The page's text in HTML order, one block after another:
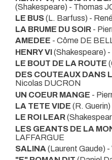
(Shakespeare) - Thomas
LE BUS(L. Barfuss) -
LA BRUME DU SOIR -
AMEDEE - Côme DE
HENRY VI(Shakespeare)
LE BOUT DE LA ROUTE
DES COUTEAUX DANS
Nicolas DUCRON
UN COEUR MANGE -
LA TETE VIDE (R.
LE ROI LEAR
LES GEANTS DE LA
LAFFARGUE
SALINA (Laurent Gaude)